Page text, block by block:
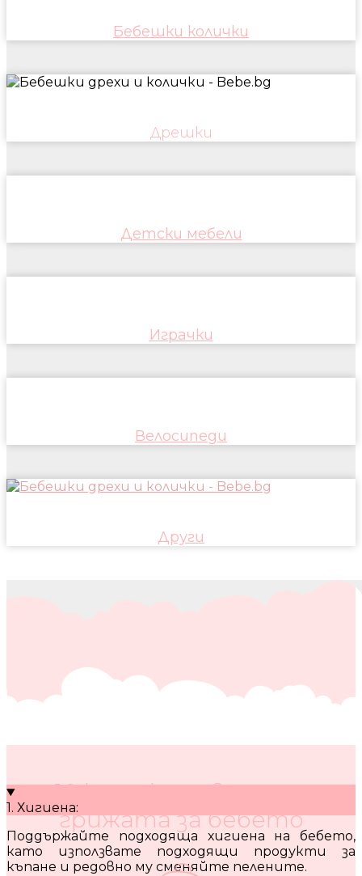
Бебешки колички
Дрешки
Детски мебели
Играчки
Велосипеди
Други
10 кратки съвета за
грижата за бебето
1. Хигиена:
Поддържайте подходяща хигиена на бебето,
като използвате подходящи продукти за
къпане и редовно му сменяйте пелените.